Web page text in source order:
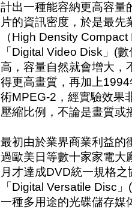
計出一種能容納更高容量
片的資訊密度，於是最先
（High Density
「Digital Video Disk」(
高，容量自然就會增大，
得更高畫質，再加上
術MPEG-2，經實驗效果
壓縮比例，不論是畫質或
最初由於業界商業利益的
過歐美日等數十家家電大
月才達成DVD統一規格
「Digital Versatile Disc
一種多用途的光碟儲存媒